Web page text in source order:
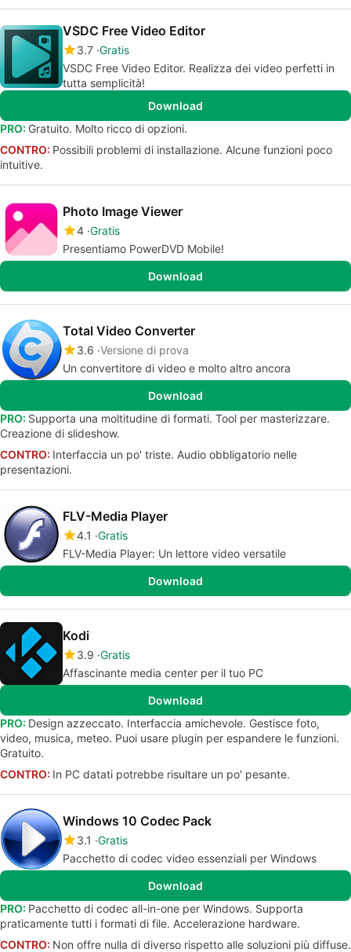
VSDC Free Video Editor
3.7 Gratis
VSDC Free Video Editor. Realizza dei video perfetti in
tutta semplicità!
Download
PRO: Gratuito. Molto ricco di opzioni.
CONTRO: Possibili problemi di installazione. Alcune funzioni poco
intuitive.
Photo Image Viewer
4 Gratis
Presentiamo ‪‪‪PowerDVD Mobile‬‬‬‬!‬
Download
Total Video Converter
3.6 Versione di prova
Un convertitore di video e molto altro ancora
Download
PRO: Supporta una moltitudine di formati. Tool per masterizzare.
Creazione di slideshow.
CONTRO: Interfaccia un po' triste. Audio obbligatorio nelle
presentazioni.
FLV-Media Player
4.1 Gratis
FLV-Media Player: Un lettore video versatile
Download
Kodi
3.9 Gratis
Affascinante media center per il tuo PC
Download
PRO: Design azzeccato. Interfaccia amichevole. Gestisce foto,
video, musica, meteo. Puoi usare plugin per espandere le funzioni.
Gratuito.
CONTRO: In PC datati potrebbe risultare un po' pesante.
Windows 10 Codec Pack
3.1 Gratis
Pacchetto di codec video essenziali per Windows
Download
PRO: Pacchetto di codec all-in-one per Windows. Supporta
praticamente tutti i formati di file. Accelerazione hardware.
CONTRO: Non offre nulla di diverso rispetto alle soluzioni più diffuse.